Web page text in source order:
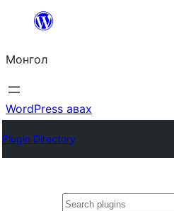
Агуулга
алгасах
Монгол
WordPress авах
Plugin Directory
Хайх